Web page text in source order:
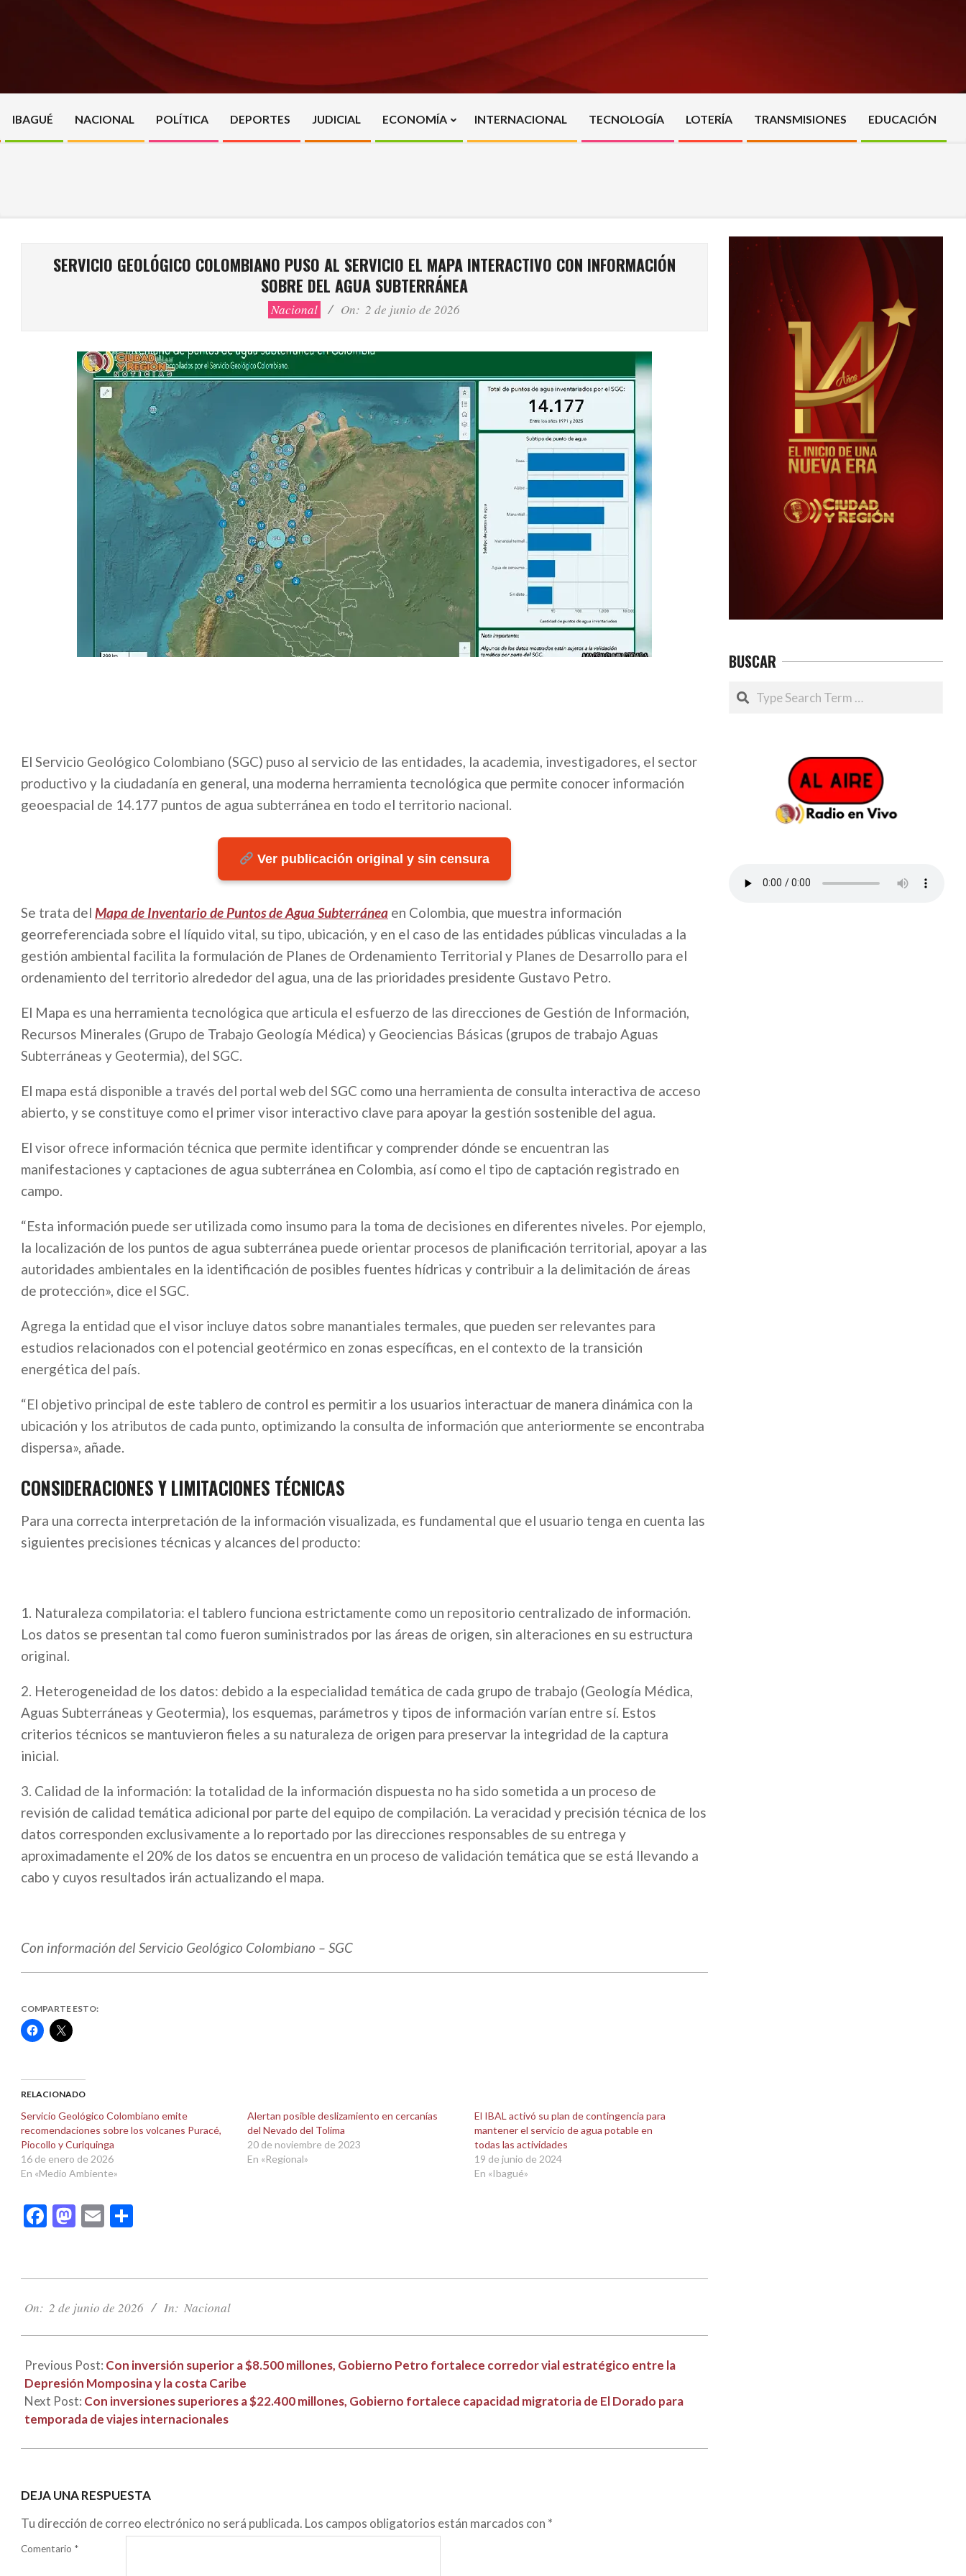
Primary
Navigation
IBAGUÉ NACIONAL POLÍTICA DEPORTES JUDICIAL ECONOMÍA INTERNACIONAL TECNOLOGÍA LOTERÍA TRANSMISIONES EDUCACIÓN
SERVICIO GEOLÓGICO COLOMBIANO PUSO AL SERVICIO EL MAPA INTERACTIVO CON INFORMACIÓN
SOBRE DEL AGUA SUBTERRÁNEA
Nacional On: 2 de junio de 2026
El Servicio Geológico Colombiano (SGC) puso al servicio de las entidades, la academia, investigadores, el sector
productivo y la ciudadanía en general, una moderna herramienta tecnológica que permite conocer información
geoespacial de 14.177 puntos de agua subterránea en todo el territorio nacional.
Ver publicación original y sin censura
Se trata del Mapa de Inventario de Puntos de Agua Subterránea en Colombia, que muestra información
georreferenciada sobre el líquido vital, su tipo, ubicación, y en el caso de las entidades públicas vinculadas a la
gestión ambiental facilita la formulación de Planes de Ordenamiento Territorial y Planes de Desarrollo para el
ordenamiento del territorio alrededor del agua, una de las prioridades presidente Gustavo Petro.
El Mapa es una herramienta tecnológica que articula el esfuerzo de las direcciones de Gestión de Información,
Recursos Minerales (Grupo de Trabajo Geología Médica) y Geociencias Básicas (grupos de trabajo Aguas
Subterráneas y Geotermia), del SGC.
El mapa está disponible a través del portal web del SGC como una herramienta de consulta interactiva de acceso
abierto, y se constituye como el primer visor interactivo clave para apoyar la gestión sostenible del agua.
El visor ofrece información técnica que permite identificar y comprender dónde se encuentran las
manifestaciones y captaciones de agua subterránea en Colombia, así como el tipo de captación registrado en
campo.
“Esta información puede ser utilizada como insumo para la toma de decisiones en diferentes niveles. Por ejemplo,
la localización de los puntos de agua subterránea puede orientar procesos de planificación territorial, apoyar a las
autoridades ambientales en la identificación de posibles fuentes hídricas y contribuir a la delimitación de áreas
de protección», dice el SGC.
Agrega la entidad que el visor incluye datos sobre manantiales termales, que pueden ser relevantes para
estudios relacionados con el potencial geotérmico en zonas específicas, en el contexto de la transición
energética del país.
“El objetivo principal de este tablero de control es permitir a los usuarios interactuar de manera dinámica con la
ubicación y los atributos de cada punto, optimizando la consulta de información que anteriormente se encontraba
dispersa», añade.
​CONSIDERACIONES ​Y LIMITACIONES TÉCNICAS
Para una correcta interpretación de la información visualizada, es fundamental que el usuario tenga en cuenta las
siguientes precisiones técnicas y alcances del producto:
1. Naturaleza compilatoria: el tablero funciona estrictamente como un repositorio centralizado de información.
Los datos se presentan tal como fueron suministrados por las áreas de origen, sin alteraciones en su estructura
original.
2. Heterogeneidad de los datos: debido a la especialidad temática de cada grupo de trabajo (Geología Médica,
Aguas Subterráneas y Geotermia), los esquemas, parámetros y tipos de información varían entre sí. Estos
criterios técnicos se mantuvieron fieles a su naturaleza de origen para preservar la integridad de la captura
inicial.
3. Calidad de la información: la totalidad de la información dispuesta no ha sido sometida a un proceso de
revisión de calidad temática adicional por parte del equipo de compilación. La veracidad y precisión técnica de los
datos corresponden exclusivamente a lo reportado por las direcciones responsables de su entrega y
aproximadamente el 20% de los datos se encuentra en un proceso de validación temática que se está llevando a
cabo y cuyos resultados irán actualizando el mapa.
Con información del Servicio Geológico Colombiano – SGC
COMPARTE ESTO:
Haz
clic
(Se
abre
una
ventana
nueva)
Haz
clic
(Se
abre
una
ventana
nueva)
RELACIONADO
Servicio Geológico Colombiano emite
recomendaciones sobre los volcanes Puracé,
Piocollo y Curiquinga
16 de enero de 2026
En «Medio Ambiente»
Alertan posible deslizamiento en cercanías
del Nevado del Tolima
20 de noviembre de 2023
En «Regional»
El IBAL activó su plan de contingencia para
mantener el servicio de agua potable en
todas las actividades
19 de junio de 2024
En «Ibagué»
Facebook
Mastodon
Email
06-
On: 2 de junio de 2026 In: Nacional
Previous Post: Con inversión superior a $8.500 millones, Gobierno Petro fortalece corredor vial estratégico entre la
Depresión Momposina y la costa Caribe
Next Post: Con inversiones superiores a $22.400 millones, Gobierno fortalece capacidad migratoria de El Dorado para
temporada de viajes internacionales
DEJA UNA RESPUESTA
Tu dirección de correo electrónico no será publicada. Los campos obligatorios están marcados con *
Comentario *
BUSCAR
Search